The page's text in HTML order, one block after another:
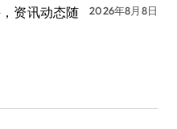
资讯动态随
2026年8月8日